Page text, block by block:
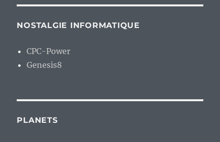
NOSTALGIE INFORMATIQUE
CPC-Power
Genesis8
PLANETS